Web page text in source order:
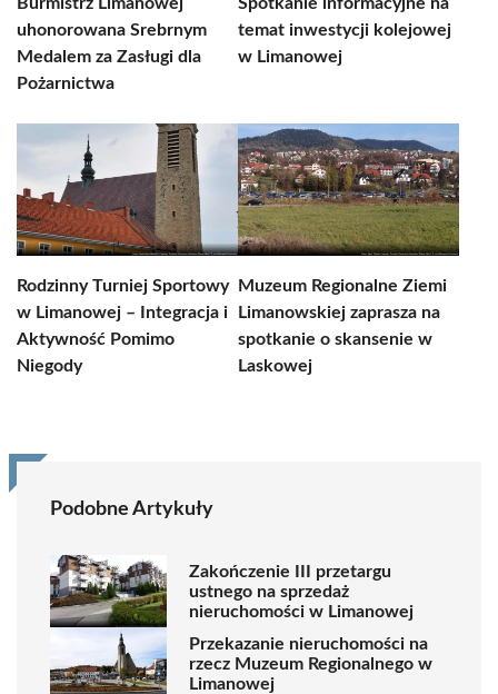
uhonorowana Srebrnym
Medalem za Zasługi dla
Pożarnictwa
temat inwestycji kolejowej
w Limanowej
Rodzinny Turniej Sportowy
w Limanowej – Integracja i
Aktywność Pomimo
Niegody
Muzeum Regionalne Ziemi
Limanowskiej zaprasza na
spotkanie o skansenie w
Laskowej
Podobne Artykuły
Zakończenie III przetargu
ustnego na sprzedaż
nieruchomości w Limanowej
Przekazanie nieruchomości na
rzecz Muzeum Regionalnego w
Limanowej